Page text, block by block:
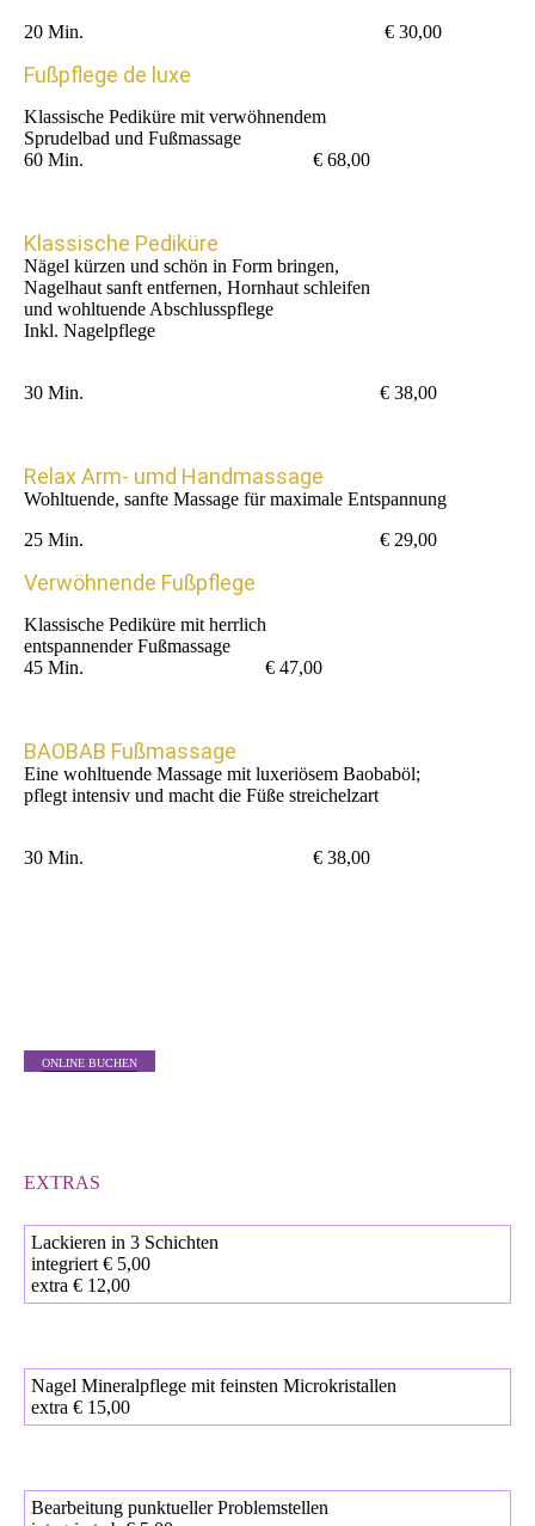
20 Min. € 30,00
Fußpflege de luxe
Klassische Pediküre mit verwöhnendem
Sprudelbad und Fußmassage
60 Min. € 68,00
Klassische Pediküre
Nägel kürzen und schön in Form bringen,
Nagelhaut sanft entfernen, Hornhaut schleifen
und wohltuende Abschlusspflege
Inkl. Nagelpflege
30 Min. € 38,00
Relax Arm- umd Handmassage
Wohltuende, sanfte Massage für maximale Entspannung
25 Min. € 29,00
Verwöhnende Fußpflege
Klassische Pediküre mit herrlich
entspannender Fußmassage
45 Min. € 47,00
BAOBAB Fußmassage
Eine wohltuende Massage mit luxeriösem Baobaböl;
pflegt intensiv und macht die Füße streichelzart
30 Min. € 38,00
ONLINE BUCHEN
EXTRAS
Lackieren in 3 Schichten
integriert € 5,00
extra € 12,00
Nagel Mineralpflege mit feinsten Microkristallen
extra € 15,00
Bearbeitung punktueller Problemstellen